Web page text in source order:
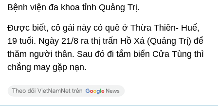
Bệnh viện đa khoa tỉnh Quảng Trị.
Được biết, cô gái này có quê ở Thừa Thiên- Huế,
19 tuổi. Ngày 21/8 ra thị trấn Hồ Xá (Quảng Trị) để
thăm người thân. Sau đó đi tắm biển Cửa Tùng thì
chẳng may gặp nạn.